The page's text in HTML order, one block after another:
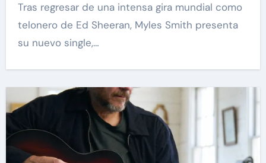
Tras regresar de una intensa gira mundial como
telonero de Ed Sheeran, Myles Smith presenta
su nuevo single,…